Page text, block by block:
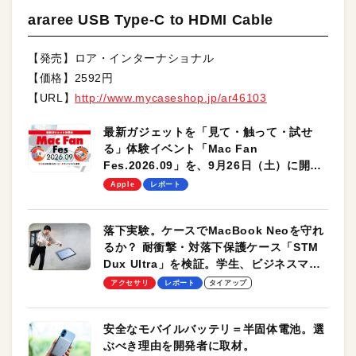
araree USB Type-C to HDMI Cable
【発売】ロア・インターナショナル
【価格】2592円
【URL】 http://www.mycaseshop.jp/ar46103
最新ガジェットを「見て・触って・試せ
る」体験イベント「Mac Fan
Fes.2026.09」を、9月26日（土）に開催
します！
Apple レポート
落下実験。ケースでMacBook Neoを守れ
るか？ 耐衝撃・対落下保護ケース「STM
Dux Ultra」を検証。学生、ビジネスマン
のモバイルユースに最適！
アクセサリ レポート タイアップ
安全なモバイルバッテリ＝半固体電池。選
ぶべき理由を開発者に取材。